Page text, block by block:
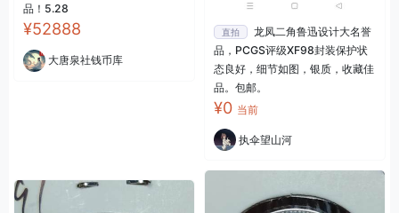
品！5.28
¥52888
大唐泉社钱币库
直拍
龙凤二角鲁迅设计大名誉
品，PCGS评级XF98封装保护状
态良好，细节如图，银质，收藏佳
品。包邮。
¥0 当前
执伞望山河